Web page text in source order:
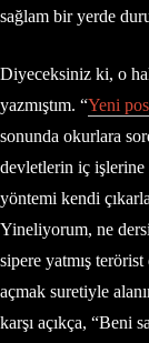
sağlam bir yerde
Diyeceksiniz ki, o
yazmıştım. “Yeni
sonunda okurlara
devletlerin iç
yöntemi kendi
Yineliyorum, ne
sipere yatmış
açmak suretiyle
karşı açıkça, “Beni